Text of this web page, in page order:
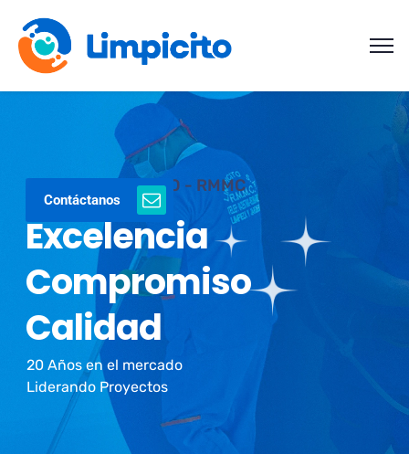
LIMPICITO - RMMC
Excelencia
Compromiso
Calidad
20 Años en el mercado
Liderando Proyectos
Contáctanos